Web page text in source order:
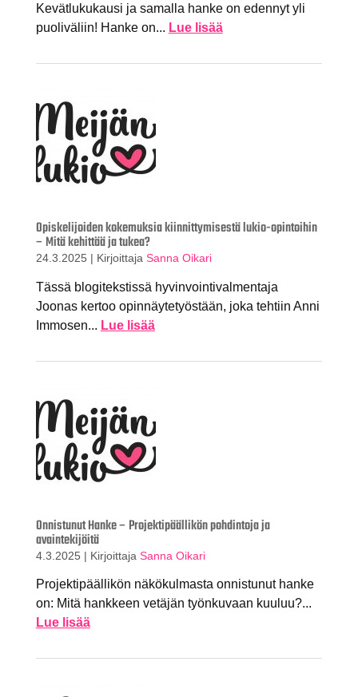
Kevätlukukausi ja samalla hanke on edennyt yli
puoliväliin! Hanke on... Lue lisää
Opiskelijoiden kokemuksia kiinnittymisestä lukio-opintoihin
– Mitä kehittää ja tukea?
24.3.2025 | Kirjoittaja Sanna Oikari
Tässä blogitekstissä hyvinvointivalmentaja
Joonas kertoo opinnäytetyöstään, joka tehtiin Anni
Immosen... Lue lisää
Onnistunut Hanke – Projektipäällikön pohdintoja ja
avaintekijöitä
4.3.2025 | Kirjoittaja Sanna Oikari
Projektipäällikön näkökulmasta onnistunut hanke
on: Mitä hankkeen vetäjän työnkuvaan kuuluu?...
Lue lisää